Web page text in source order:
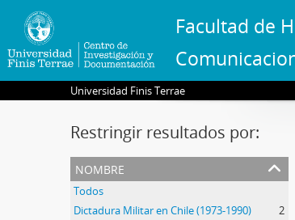
Facultad de
Universidad Finis Terrae
Restringir resultados por:
nombre
Todos
Dictadura Militar en Chile (1973-1990)
2